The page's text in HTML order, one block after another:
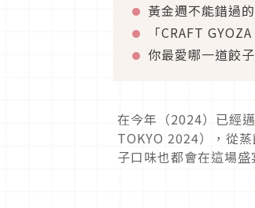
黃金週不能錯過
「CRAFT
你最愛哪一道餃
在今年（2024）已經
TOKYO 2024），從
子口味也都會在這場